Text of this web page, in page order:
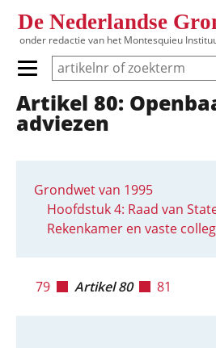
De Nederlandse
onder redactie van het Montesquieu
Primair menu tonen/verbergen
Hoofdnavigatie
Artikel 80:
adviezen
Grondwet van 1995
Hoofdstuk 4: Raad van
Rekenkamer en vaste
79 Artikel 80 81